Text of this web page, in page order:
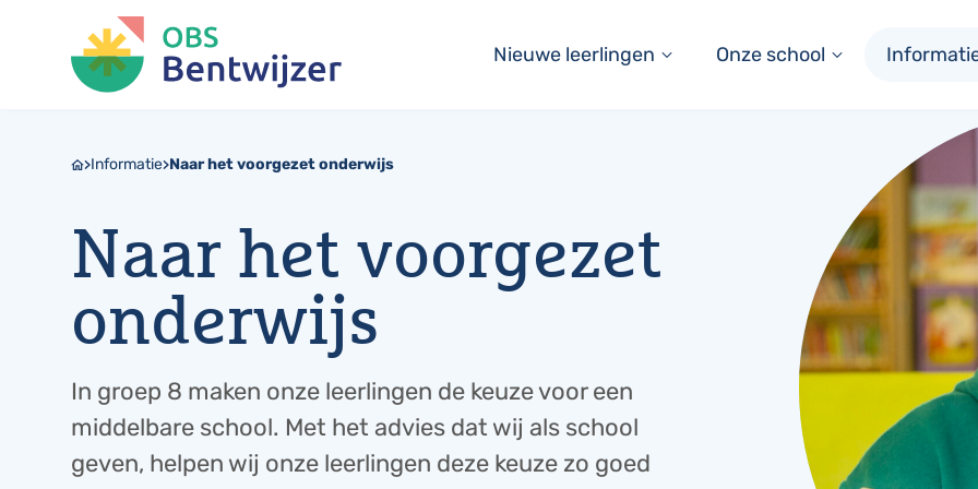
Nieuwe leerlingen Onze school
Informatie Naar het voorgezet onderwijs
Naar het voorgezet
onderwijs
In groep 8 maken onze leerlingen de keuze voor een
middelbare school. Met het advies dat wij als school
geven, helpen wij onze leerlingen deze keuze zo goed